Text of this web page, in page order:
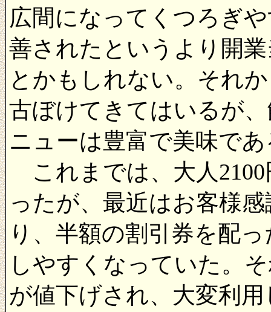
広間になってくつろぎ
善されたというより開
とかもしれない。それ
古ぼけてきてはいるが
ニューは豊富で美味で
これまでは、大人
ったが、最近はお客様
り、半額の割引券を配
しやすくなっていた。
が値下げされ、大変利